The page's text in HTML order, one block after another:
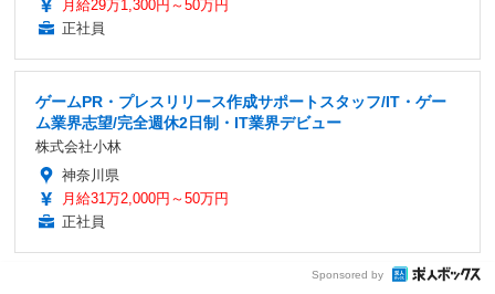
月給29万1,300円～50万円
正社員
ゲームPR・プレスリリース作成サポートスタッフ/IT・ゲー
ム業界志望/完全週休2日制・IT業界デビュー
株式会社小林
神奈川県
月給31万2,000円～50万円
正社員
Sponsored by